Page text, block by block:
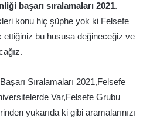
başarı sıralamaları 2021.
konu hiç şüphe yok ki Felsefe
ettiğiniz bu hususa değineceğiz ve
Sıralamaları 2021,Felsefe
Var,Felsefe Grubu
yukarıda ki gibi aramalarınızı